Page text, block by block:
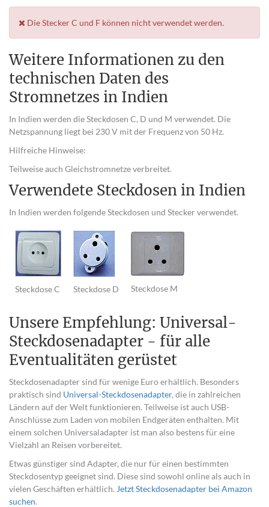
Die Stecker C und F können nicht verwendet werden.
Weitere Informationen zu den
technischen Daten des
Stromnetzes in Indien
In Indien werden die Steckdosen C, D und M verwendet. Die
Netzspannung liegt bei 230 V mit der Frequenz von 50 Hz.
Hilfreiche Hinweise:
Teilweise auch Gleichstromnetze verbreitet.
Verwendete Steckdosen in Indien
In Indien werden folgende Steckdosen und Stecker verwendet.
Steckdose C Steckdose D Steckdose M
Unsere Empfehlung: Universal-
Steckdosenadapter - für alle
Eventualitäten gerüstet
Steckdosenadapter sind für wenige Euro erhältlich. Besonders
praktisch sind Universal-Steckdosenadapter, die in zahlreichen
Ländern auf der Welt funktionieren. Teilweise ist auch USB-
Anschlüsse zum Laden von mobilen Endgeräten enthalten. Mit
einem solchen Universaladapter ist man also bestens für eine
Vielzahl an Reisen vorbereitet.
Etwas günstiger sind Adapter, die nur für einen bestimmten
Steckdosentyp geeignet sind. Diese sind sowohl online als auch in
vielen Geschäften erhältlich. Jetzt Steckdosenadapter bei Amazon
suchen.